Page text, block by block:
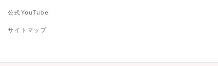
公式YouTube
サイトマップ